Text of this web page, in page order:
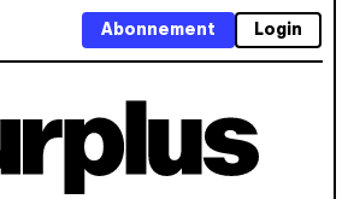
Login
Abonnement